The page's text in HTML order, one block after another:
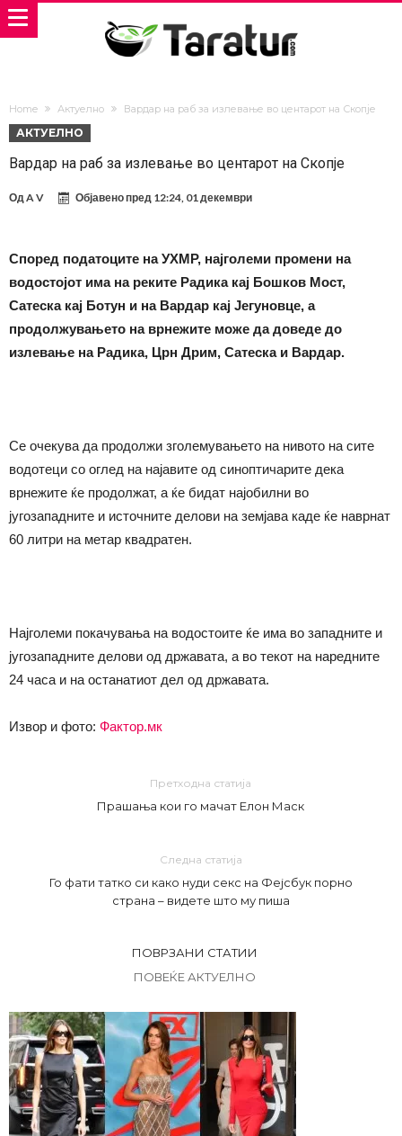
Home Актуелно Вардар на раб за излевање во центарот на Скопје
АКТУЕЛНО
Вардар на раб за излевање во центарот на Скопје
ОдA V Објавено пред 12:24, 01 декември
Според податоците на УХМР, најголеми промени на
водостојот има на реките Радика кај Бошков Мост,
Сатеска кај Ботун и на Вардар кај Јегуновце, а
продолжувањето на врнежите може да доведе до
излевање на Радика, Црн Дрим, Сатеска и Вардар.
Се очекува да продолжи зголемувањето на нивото на сите
водотеци со оглед на најавите од синоптичарите дека
врнежите ќе продолжат, а ќе бидат најобилни во
југозападните и источните делови на земјава каде ќе наврнат
60 литри на метар квадратен.
Најголеми покачувања на водостоите ќе има во западните и
југозападните делови од државата, а во текот на наредните
24 часа и на останатиот дел од државата.
Извор и фото: Фактор.мк
Претходна статија
Прашања кои го мачат Елон Маск
Следна статија
Го фати татко си како нуди секс на Фејсбук порно
страна – видете што му пиша
ПОВРЗАНИ СТАТИИ
ПОВЕЌЕ АКТУЕЛНО